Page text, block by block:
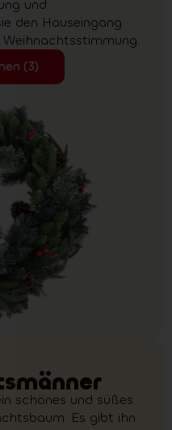
und
den Hauseingang
(3)
schönes und süßes
Es gibt ihn